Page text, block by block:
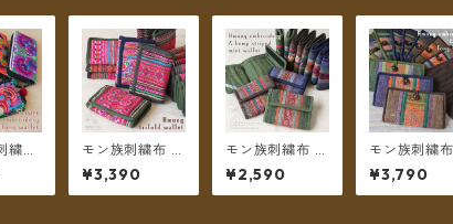
繍の
モ
メー
料＊
モン族刺繍布 ３
つ折り財布 ＊メ
ール便送料無料
＊
¥3,390
モン族刺繍布 ス
トライプミニ財
布 ＊メール便送
料無料＊
¥2,590
モン族刺繍布
手織りヘンプ
つ折り長財布
メール便送
¥3,790